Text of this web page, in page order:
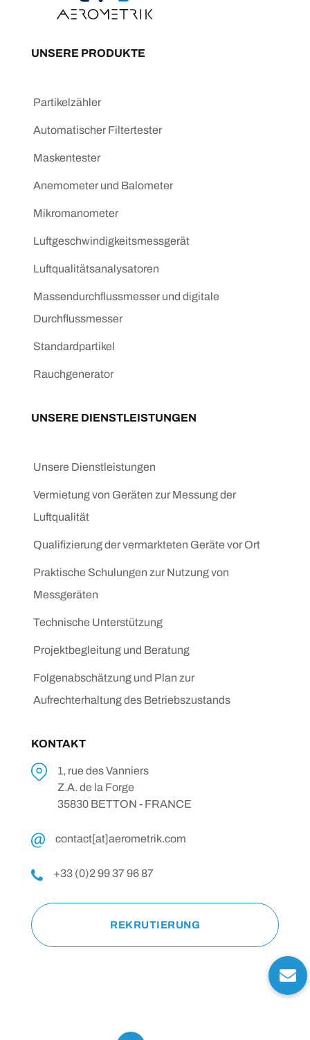
UNSERE PRODUKTE
Partikelzähler
Automatischer Filtertester
Maskentester
Anemometer und Balometer
Mikromanometer
Luftgeschwindigkeitsmessgerät
Luftqualitätsanalysatoren
Massendurchflussmesser und digitale
Durchflussmesser
Standardpartikel
Rauchgenerator
UNSERE DIENSTLEISTUNGEN
Unsere Dienstleistungen
Vermietung von Geräten zur Messung der
Luftqualität
Qualifizierung der vermarkteten Geräte vor Ort
Praktische Schulungen zur Nutzung von
Messgeräten
Technische Unterstützung
Projektbegleitung und Beratung
Folgenabschätzung und Plan zur
Aufrechterhaltung des Betriebszustands
KONTAKT
1, rue des Vanniers
Z.A. de la Forge
35830 BETTON - FRANCE
contact[at]aerometrik.com
+33 (0)2 99 37 96 87
REKRUTIERUNG